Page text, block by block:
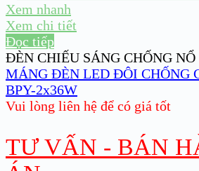
Xem nhanh
Xem chi tiết
Đọc tiếp
ĐÈN CHIẾU SÁNG CHỐNG NỔ
MÁNG ĐÈN LED ĐÔI CHỐNG
BPY-2x36W
Vui lòng liên hệ để có giá tốt
TƯ VẤN - BÁN